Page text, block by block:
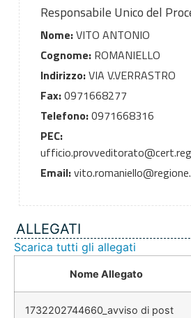
Responsabile Unico del
Nome:VITO ANTONIO
Cognome:ROMANIELLO
Indirizzo:VIA V.VERRASTRO
Fax:0971668277
Telefono:0971668316
PEC:
Email:
ALLEGATI
Scarica tutti gli allegati
Nome Allegato
1732202744660_avviso di post